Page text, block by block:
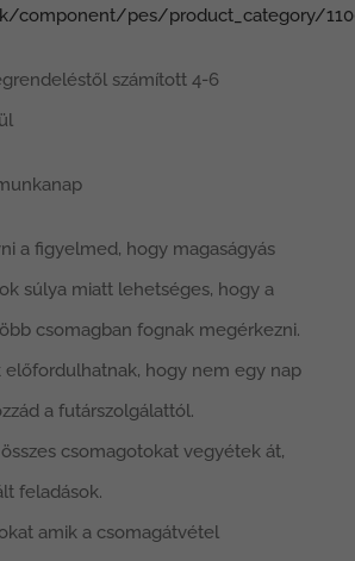
component/pes/product_category/
számított 4-6
a figyelmed, hogy magaságyás
súlya miatt lehetséges, hogy a
csomagban fognak megérkezni.
előfordulhatnak, hogy nem egy nap
a futárszolgálattól.
csomagotokat vegyétek át,
feladások.
amik a csomagátvétel